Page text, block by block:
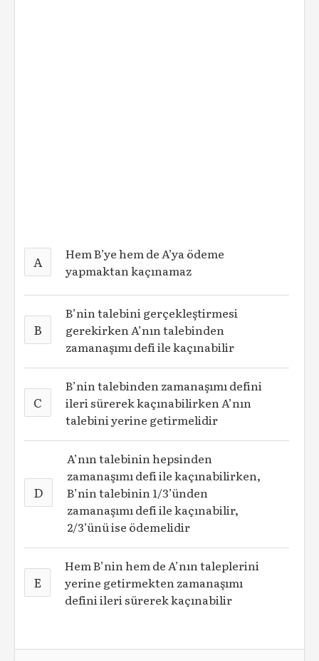
A
Hem B’ye hem de A’ya ödeme
yapmaktan kaçınamaz
B
B’nin talebini gerçekleştirmesi
gerekirken A’nın talebinden
zamanaşımı defi ile kaçınabilir
C
B’nin talebinden zamanaşımı defini
ileri sürerek kaçınabilirken A’nın
talebini yerine getirmelidir
D
A’nın talebinin hepsinden
zamanaşımı defi ile kaçınabilirken,
B’nin talebinin 1/3’ünden
zamanaşımı defi ile kaçınabilir,
2/3’ünü ise ödemelidir
E
Hem B’nin hem de A’nın taleplerini
yerine getirmekten zamanaşımı
defini ileri sürerek kaçınabilir